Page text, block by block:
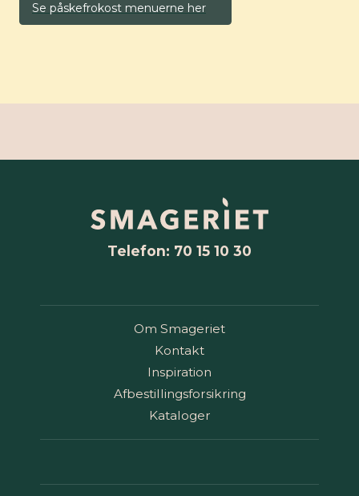
Se påskefrokost menuerne her
Telefon: 70 15 10 30
Om Smageriet
Kontakt
Inspiration
Afbestillingsforsikring
Kataloger